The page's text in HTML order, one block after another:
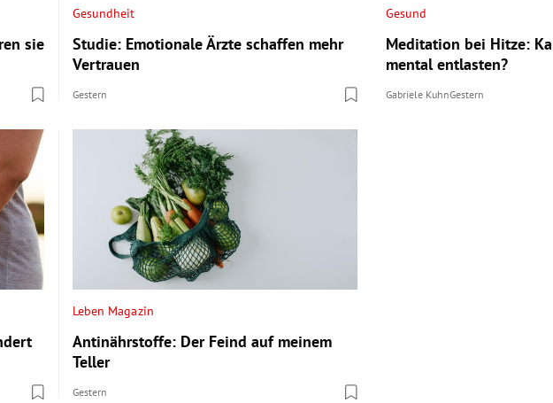
sie
Gesundheit
Studie: Emotionale Ärzte schaffen mehr
Vertrauen
Gestern
Gesund
Meditation bei Hitze:
mental entlasten?
Gabriele KuhnGestern
Leben Magazin
Antinährstoffe: Der Feind auf meinem
Teller
Gestern